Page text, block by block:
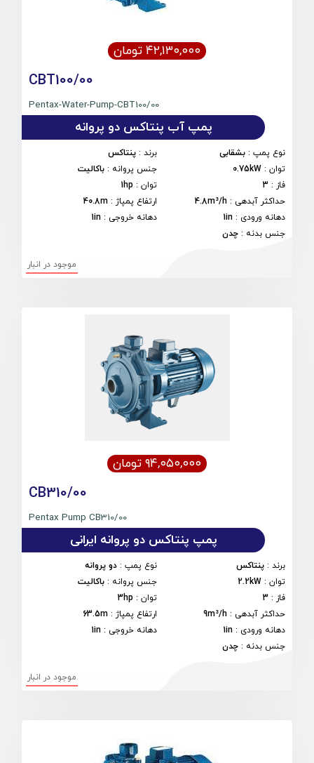
۴۲,۱۳۰,۰۰۰ تومان
CBT100/00
Pentax-Water-Pump-CBT100/00
پمپ آب پنتاکس دو پروانه
نوع پمپ : بشقابی برند: پنتاکس
توان :
0.75kW جنس پروانه : باکالیت
فاز :
3 توان:
1hp
حداکثر آبدهی :
4.8m³/h ارتفاع پمپاژ :
40.8m
دهانه ورودی :
1in دهانه خروجی :
1in
جنس بدنه : چدن
موجود در انبار
۹۴,۰۵۰,۰۰۰ تومان
CB310/00
Pentax Pump CB310/00
پمپ پنتاکس دو پروانه ایرانی
برند : پنتاکس نوع پمپ: دو پروانه
توان :
2.2kW جنس پروانه : باکالیت
فاز :
3 توان:
3hp
حداکثر آبدهی :
9m³/h ارتفاع پمپاژ :
63.5m
دهانه ورودی :
1in دهانه خروجی :
1in
جنس بدنه : چدن
موجود در انبار